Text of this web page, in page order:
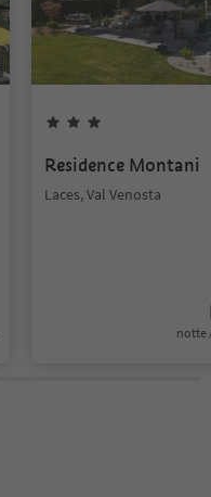
Residence Montani
Laces, Val Venosta
notte